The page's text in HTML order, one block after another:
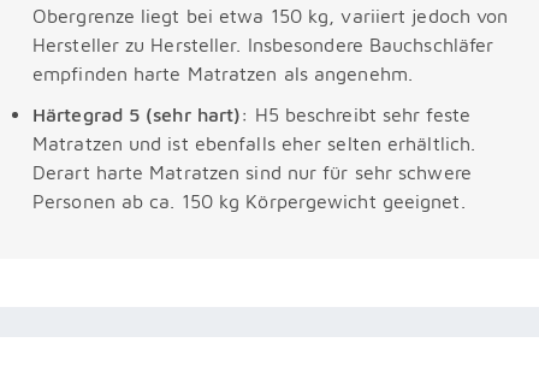
Obergrenze liegt bei etwa 150 kg, variiert jedoch von
Hersteller zu Hersteller. Insbesondere Bauchschläfer
empfinden harte Matratzen als angenehm.
Härtegrad 5 (sehr hart): H5 beschreibt sehr feste
Matratzen und ist ebenfalls eher selten erhältlich.
Derart harte Matratzen sind nur für sehr schwere
Personen ab ca. 150 kg Körpergewicht geeignet.